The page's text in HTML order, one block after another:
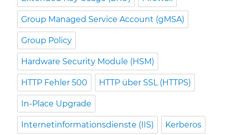
Group Managed Service Account (gMSA)
Group Policy
Hardware Security Module (HSM)
HTTP Fehler 500 HTTP über SSL (HTTPS)
In-Place Upgrade
Internetinformationsdienste (IIS) Kerberos